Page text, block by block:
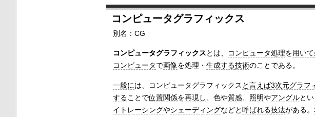
コンピュータグラフィックス
別名：CG
コンピュータグラフィックスとは、 コンピュータ処理を用いて
コンピュータで画像を処理・ 生成する技術のことである。
一般には、コンピュータグラフィックス と言えば3次元グラフ
することで位置関係を再現し 、色や質感、 照明やアングルとい
イトレーシングやシェーディングなどと呼ばれる技法がある。